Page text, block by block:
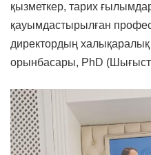
қызметкер, тарих
қауымдастырылған
директордың халықаралық
орынбасары, PhD